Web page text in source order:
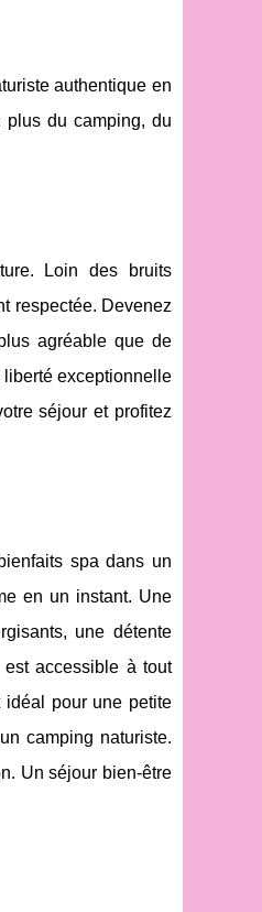
authentique en
plus du camping, du
Loin des bruits
respectée. Devenez
agréable que de
exceptionnelle
séjour et profitez
spa dans un
en un instant. Une
une détente
accessible à tout
idéal pour une petite
camping naturiste.
Un séjour bien-être